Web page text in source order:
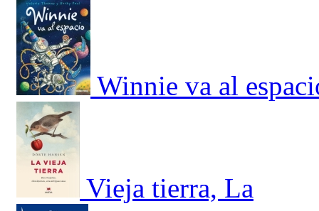
Winnie va al
Vieja tierra, La